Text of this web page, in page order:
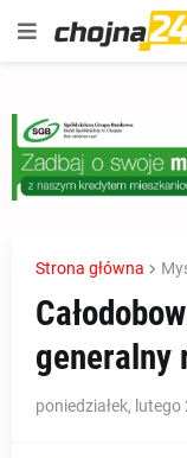
Strona główna
generalny
poniedziałek, lutego